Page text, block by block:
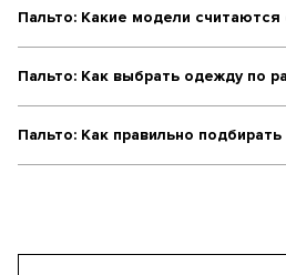
Пальто: Какие модели
Пальто: Как выбрать одежду по
Пальто: Как правильно